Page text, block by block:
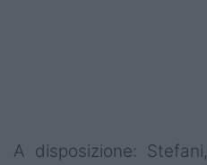
A disposizione: